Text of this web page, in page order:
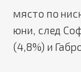
място по
юни, след
(4,8%) и